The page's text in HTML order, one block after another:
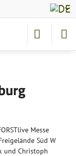
Messe
Süd W
und Christoph